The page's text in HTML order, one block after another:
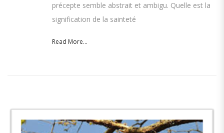
précepte semble abstrait et ambigu. Quelle est la
signification de la sainteté
Read More...